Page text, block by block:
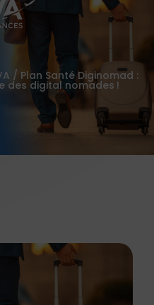
/ Plan Santé Diginomad :
des digital nomades !